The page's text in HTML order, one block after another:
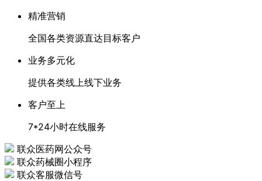
精准营销
全国各类资源直达目标客户
业务多元化
提供各类线上线下业务
客户至上
7*24小时在线服务
联众医药网公众号
联众药械圈小程序
联众客服微信号